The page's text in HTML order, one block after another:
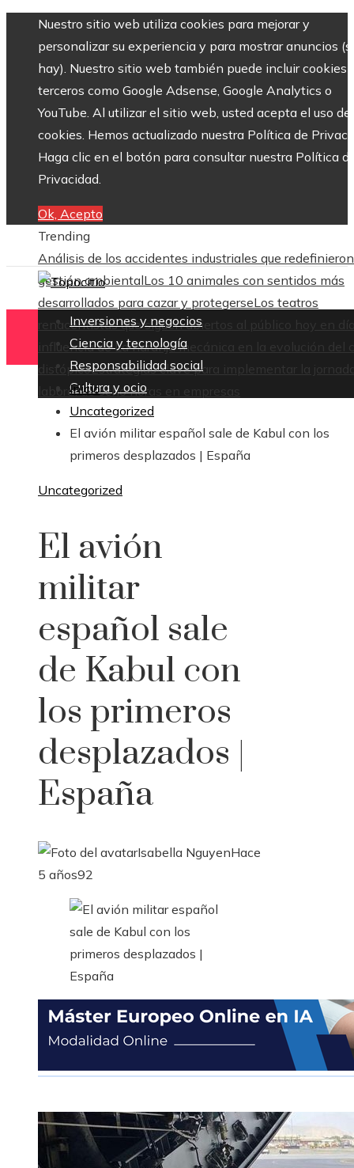
Nuestro sitio web utiliza cookies para mejorar y
personalizar su experiencia y para mostrar anuncios
hay). Nuestro sitio web también puede incluir cookies
terceros como Google Adsense, Google Analytics o
YouTube. Al utilizar el sitio web, usted acepta el uso de
cookies. Hemos actualizado nuestra Política de
Haga clic en el botón para consultar nuestra Política
Privacidad.
Ok, Acepto
Trending
Análisis de los accidentes industriales que
gestión ambientalLos 10 animales con sentidos más
desarrollados para cazar y protegerseLos teatros
renacentistas que siguen abiertos al público hoy en
influencia de La naranja mecánica en la evolución del
distópicoEstrategias clave para implementar la
laboral de ocho horas en empresas
Inversiones y negocios
Ciencia y tecnología
Responsabilidad social
Cultura y ocio
Inicio
Uncategorized
El avión militar español sale de Kabul con los
primeros desplazados | España
Uncategorized
El avión
militar
español sale
de Kabul con
los primeros
desplazados |
España
Isabella NguyenHace
5 años92